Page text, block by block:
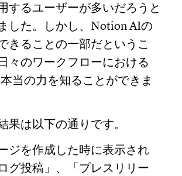
するユーザーが多いだろうと
した。しかし、Notion AIの
きることの一部だというこ
々のワークフローにおける
当の力を知ることができま
果は以下の通りです。
ジを作成した時に表示され
グ投稿」、「プレスリリー